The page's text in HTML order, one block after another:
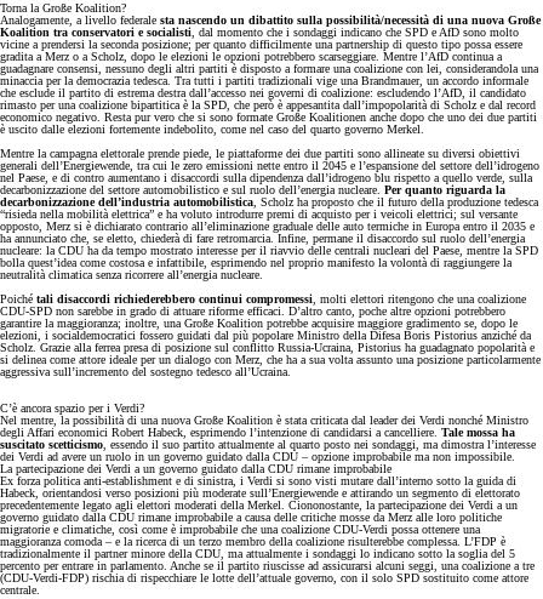
Torna la Große Koalition?
Analogamente, a livello federale sta nascendo un dibattito sulla possibilità/necessità di una nuova Große
Koalition tra conservatori e socialisti, dal momento che i sondaggi indicano che SPD e AfD sono molto
vicine a prendersi la seconda posizione; per quanto difficilmente una partnership di questo tipo possa essere
gradita a Merz o a Scholz, dopo le elezioni le opzioni potrebbero scarseggiare. Mentre l’AfD continua a
guadagnare consensi, nessuno degli altri partiti è disposto a formare una coalizione con lei, considerandola una
minaccia per la democrazia tedesca. Tra tutti i partiti tradizionali vige una Brandmauer, un accordo informale
che esclude il partito di estrema destra dall’accesso nei governi di coalizione: escludendo l’AfD, il candidato
rimasto per una coalizione bipartitica è la SPD, che però è appesantita dall’impopolarità di Scholz e dal record
economico negativo. Resta pur vero che si sono formate Große Koalitionen anche dopo che uno dei due partiti
è uscito dalle elezioni fortemente indebolito, come nel caso del quarto governo Merkel.
Mentre la campagna elettorale prende piede, le piattaforme dei due partiti sono allineate su diversi obiettivi
generali dell’Energiewende, tra cui le zero emissioni nette entro il 2045 e l’espansione del settore dell’idrogeno
nel Paese, e di contro aumentano i disaccordi sulla dipendenza dall’idrogeno blu rispetto a quello verde, sulla
decarbonizzazione del settore automobilistico e sul ruolo dell’energia nucleare. Per quanto riguarda la
decarbonizzazione dell’industria automobilistica, Scholz ha proposto che il futuro della produzione tedesca
“risieda nella mobilità elettrica” e ha voluto introdurre premi di acquisto per i veicoli elettrici; sul versante
opposto, Merz si è dichiarato contrario all’eliminazione graduale delle auto termiche in Europa entro il 2035 e
ha annunciato che, se eletto, chiederà di fare retromarcia. Infine, permane il disaccordo sul ruolo dell’energia
nucleare: la CDU ha da tempo mostrato interesse per il riavvio delle centrali nucleari del Paese, mentre la SPD
bolla quest’idea come costosa e infattibile, esprimendo nel proprio manifesto la volontà di raggiungere la
neutralità climatica senza ricorrere all’energia nucleare.
Poiché tali disaccordi richiederebbero continui compromessi, molti elettori ritengono che una coalizione
CDU-SPD non sarebbe in grado di attuare riforme efficaci. D’altro canto, poche altre opzioni potrebbero
garantire la maggioranza; inoltre, una Große Koalition potrebbe acquisire maggiore gradimento se, dopo le
elezioni, i socialdemocratici fossero guidati dal più popolare Ministro della Difesa Boris Pistorius anziché da
Scholz. Grazie alla ferrea presa di posizione sul conflitto Russia-Ucraina, Pistorius ha guadagnato popolarità e
si delinea come attore ideale per un dialogo con Merz, che ha a sua volta assunto una posizione particolarmente
aggressiva sull’incremento del sostegno tedesco all’Ucraina.
C’è ancora spazio per i Verdi?
Nel mentre, la possibilità di una nuova Große Koalition è stata criticata dal leader dei Verdi nonché Ministro
degli Affari economici Robert Habeck, esprimendo l’intenzione di candidarsi a cancelliere. Tale mossa ha
suscitato scetticismo, essendo il suo partito attualmente al quarto posto nei sondaggi, ma dimostra l’interesse
dei Verdi ad avere un ruolo in un governo guidato dalla CDU – opzione improbabile ma non impossibile.
La partecipazione dei Verdi a un governo guidato dalla CDU rimane improbabile
Ex forza politica anti-establishment e di sinistra, i Verdi si sono visti mutare dall’interno sotto la guida di
Habeck, orientandosi verso posizioni più moderate sull’Energiewende e attirando un segmento di elettorato
precedentemente legato agli elettori moderati della Merkel. Ciononostante, la partecipazione dei Verdi a un
governo guidato dalla CDU rimane improbabile a causa delle critiche mosse da Merz alle loro politiche
migratorie e climatiche, così come è improbabile che una coalizione CDU-Verdi possa ottenere una
maggioranza comoda – e la ricerca di un terzo membro della coalizione risulterebbe complessa. L’FDP è
tradizionalmente il partner minore della CDU, ma attualmente i sondaggi lo indicano sotto la soglia del 5
percento per entrare in parlamento. Anche se il partito riuscisse ad assicurarsi alcuni seggi, una coalizione a tre
(CDU-Verdi-FDP) rischia di rispecchiare le lotte dell’attuale governo, con il solo SPD sostituito come attore
centrale.